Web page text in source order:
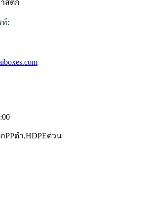
สติก
ท์:
PPดำ,HDPEด่วน